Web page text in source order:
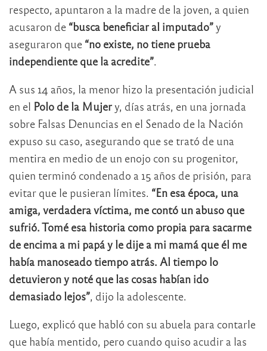
respecto, apuntaron a la madre de la joven, a quien
acusaron de “busca beneficiar al imputado”y
aseguraron que “no existe, no tiene prueba
independiente que la acredite”.
A sus 14 años, la menor hizo la presentación judicial
en el Polo de la Mujery, días atrás, en una jornada
sobre Falsas Denuncias en el Senado de la Nación
expuso su caso, asegurando que se trató de una
mentira en medio de un enojo con su progenitor,
quien terminó condenado a 15 años de prisión, para
evitar que le pusieran límites. “En esa época, una
amiga, verdadera víctima, me contó un abuso que
sufrió. Tomé esa historia como propia para sacarme
de encima a mi papá y le dije a mi mamá que él me
había manoseado tiempo atrás. Al tiempo lo
detuvieron y noté que las cosas habían ido
demasiado lejos”, dijo la adolescente.
Luego, explicó que habló con su abuela para contarle
que había mentido, pero cuando quiso acudir a las